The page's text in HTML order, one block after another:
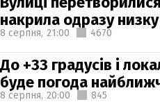
накрила одразу низку
8 серпня, 21:00 4670
До +33 градусів і
буде погода
8 серпня, 20:00 845